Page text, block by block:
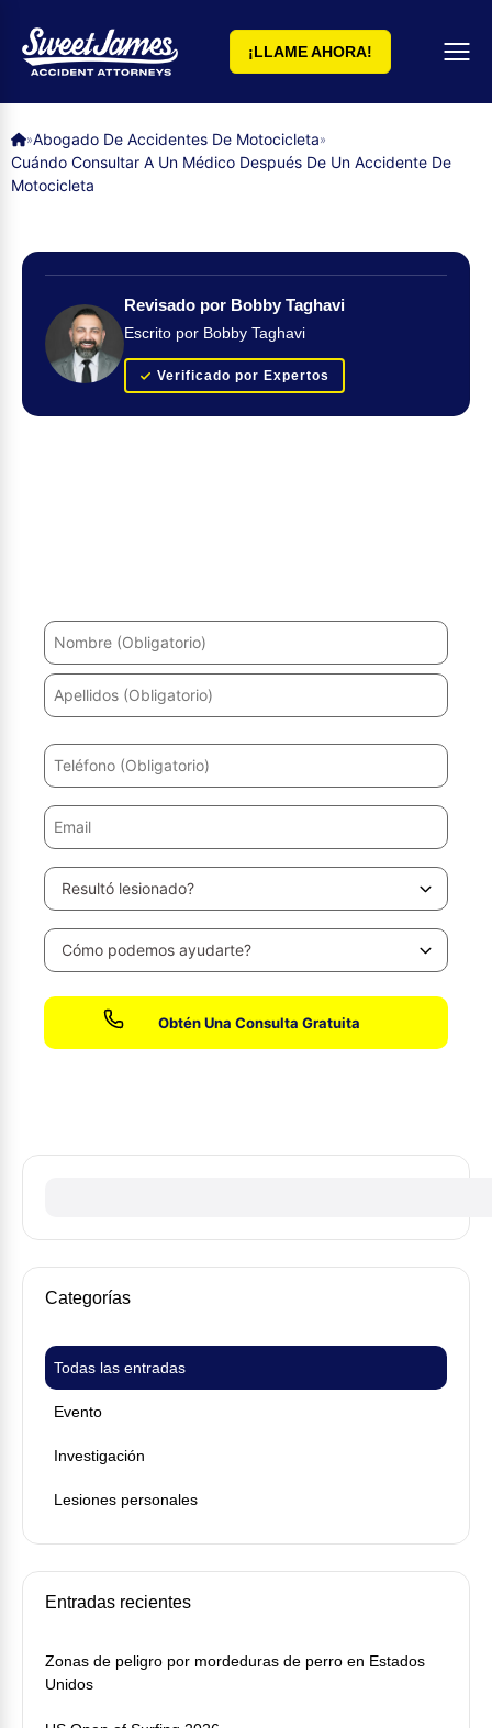
¡LLAME AHORA!
»Abogado De Accidentes De Motocicleta»
Cuándo Consultar A Un Médico Después De Un Accidente De
Motocicleta
Revisado por Bobby Taghavi
Escrito por Bobby Taghavi
Verificado por Expertos
Categorías
Evento
Investigación
Lesiones personales
Todas las entradas
Entradas recientes
Zonas de peligro por mordeduras de perro en Estados
Unidos